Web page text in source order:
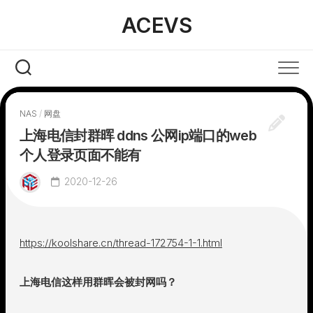
ACEVS
NAS / 网盘
上海电信封群晖 ddns 公网ip端口的web
个人登录页面不能有
2020-12-26
https://koolshare.cn/thread-172754-1-1.html
上海电信这样用群晖会被封网吗？